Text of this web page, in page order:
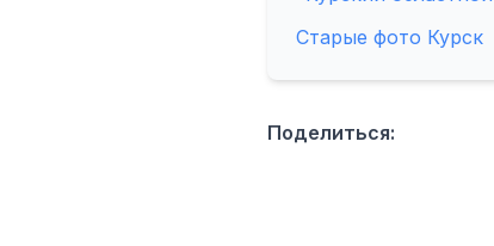
Старые фото Курск
Поделиться: